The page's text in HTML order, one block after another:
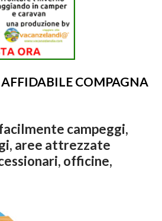
COMPAGNA
campeggi,
aree attrezzate
officine,